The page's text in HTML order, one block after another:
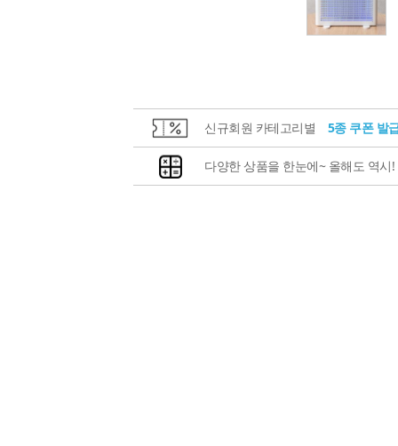
신규회원 카테고리별 5종 쿠폰 발
다양한 상품을 한눈에~ 올해도 역시!